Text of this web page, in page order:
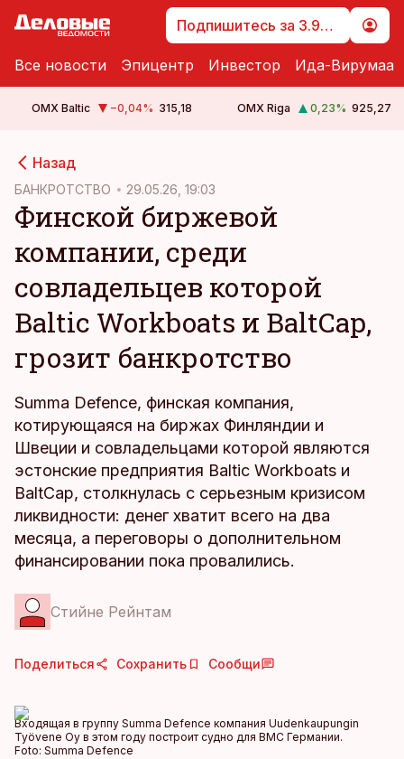
Подпишитесь за 3.99 €
Все новости Эпицентр Инвестор Ида-Вирумаа
OMX Baltic −0,04% 315,18 OMX Riga 0,23% 925,27
Назад
БАНКРОТСТВО 29.05.26, 19:03
Финской биржевой
компании, среди
совладельцев которой
Baltic Workboats и BaltCap,
грозит банкротство
Summa Defence, финская компания,
котирующаяся на биржах Финляндии и
Швеции и совладельцами которой являются
эстонские предприятия Baltic Workboats и
BaltCap, столкнулась с серьезным кризисом
ликвидности: денег хватит всего на два
месяца, а переговоры о дополнительном
финансировании пока провалились.
Стийне Рейнтам
Поделиться Сохранить Сообщи
Входящая в группу Summa Defence компания Uudenkaupungin
Työvene Oy в этом году построит судно для ВМС Германии.
Foto: Summa Defence